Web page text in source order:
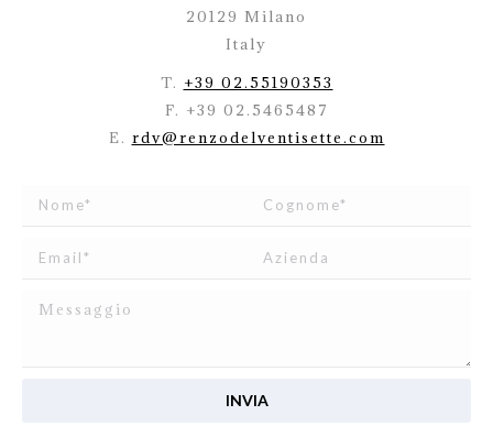
20129 Milano
Italy
T. +39 02.55190353
F. +39 02.5465487
E. rdv@renzodelventisette.com